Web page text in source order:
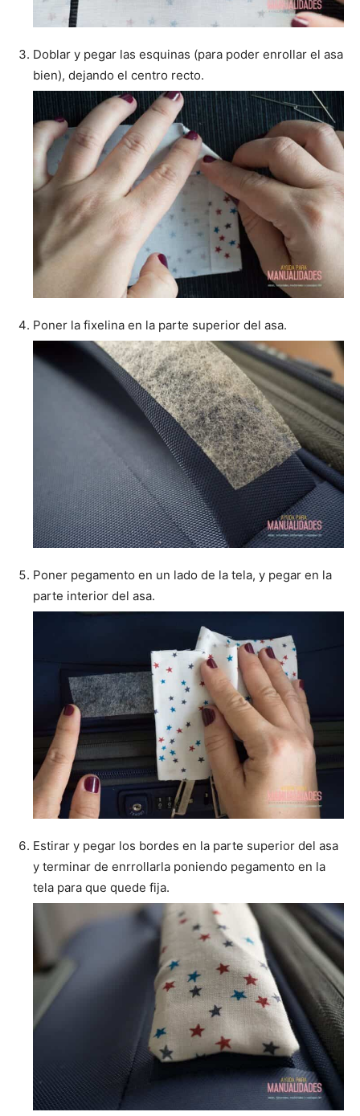
Doblar y pegar las esquinas (para poder enrollar el asa
bien), dejando el centro recto.
Poner la fixelina en la parte superior del asa.
Poner pegamento en un lado de la tela, y pegar en la
parte interior del asa.
Estirar y pegar los bordes en la parte superior del asa
y terminar de enrrollarla poniendo pegamento en la
tela para que quede fija.